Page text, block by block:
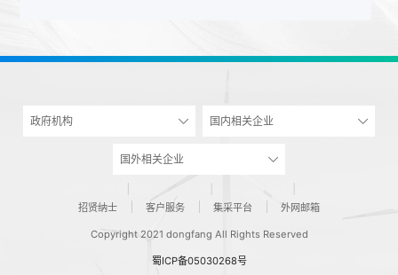
政府机构 国内相关企业
国外相关企业
招贤纳士 客户服务 集采平台 外网邮箱
Copyright 2021 dongfang All Rights Reserved
蜀ICP备05030268号